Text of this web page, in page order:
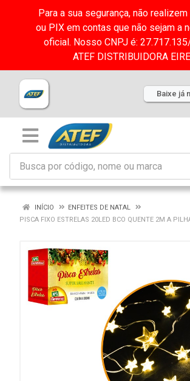
Para a sua segurança, não
ou PIX em contas que não sejam a
oficial. Nosso CNPJ é:
ATEF DISTRIBUIDORA
Baixe já
INÍCIO
ENFEITES DE NATAL
PISCA FIXO ESTRELAS 20LED BCO QUENTE 2M A